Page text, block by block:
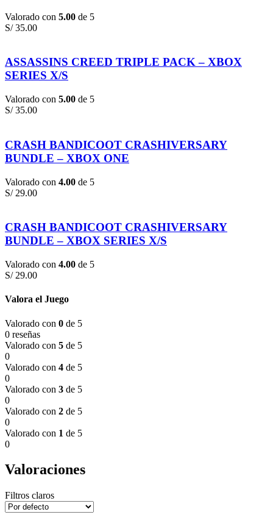
Valorado con 5.00 de 5
S/35.00
ASSASSINS CREED TRIPLE PACK – XBOX
SERIES X/S
Valorado con 5.00 de 5
S/35.00
CRASH BANDICOOT CRASHIVERSARY
BUNDLE – XBOX ONE
Valorado con 4.00 de 5
S/29.00
CRASH BANDICOOT CRASHIVERSARY
BUNDLE – XBOX SERIES X/S
Valorado con 4.00 de 5
S/29.00
Valora el Juego
Valorado con 0 de 5
0 reseñas
Valorado con 5 de 5
0
Valorado con 4 de 5
0
Valorado con 3 de 5
0
Valorado con 2 de 5
0
Valorado con 1 de 5
0
Valoraciones
Filtros claros